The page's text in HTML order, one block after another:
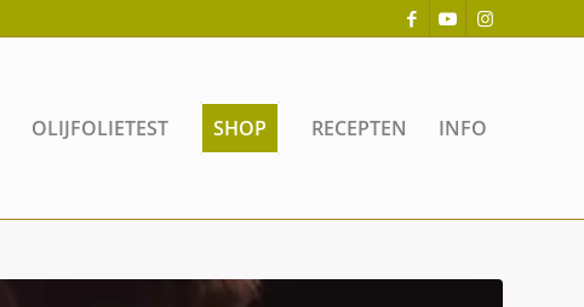
OLIJFOLIETEST SHOP RECEPTEN INFO